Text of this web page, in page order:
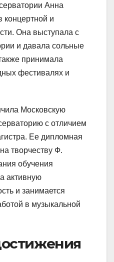
Анна
концертной и
Она выступала с
и давала сольные
принимала
фестивалях и
Московскую
с отличием
Ее дипломная
творчеству Ф.
обучения
активную
и занимается
в музыкальной